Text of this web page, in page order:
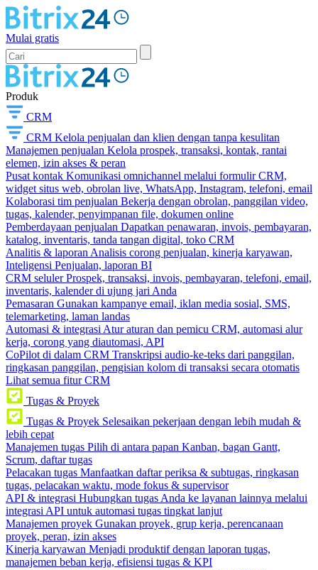
Mulai gratis
Produk
CRM
CRM Kelola penjualan dan klien dengan tanpa kesulitan
Manajemen penjualan Kelola prospek, transaksi, kontak, rantai
elemen, izin akses & peran
Pusat kontak Komunikasi omnichannel melalui formulir CRM,
widget situs web, obrolan live, WhatsApp, Instagram, telefoni, email
Kolaborasi tim penjualan Bekerja dengan obrolan, panggilan video,
tugas, kalender, penyimpanan file, dokumen online
Pemberdayaan penjualan Dapatkan penawaran, invois, pembayaran,
katalog, inventaris, tanda tangan digital, toko CRM
Analitis & laporan Analisis corong penjualan, kinerja karyawan,
Inteligensi Penjualan, laporan BI
CRM seluler Prospek, transaksi, invois, pembayaran, telefoni, email,
inventaris, kalender di ujung jari Anda
Pemasaran Gunakan kampanye email, iklan media sosial, SMS,
telemarketing, laman landas
Automasi & integrasi Atur aturan dan pemicu CRM, automasi alur
kerja, corong yang diautomasi, API
CoPilot di dalam CRM Transkripsi audio-ke-teks dari panggilan,
ringkasan panggilan, pengisian kolom di transaksi secara otomatis
Lihat semua fitur CRM
Tugas & Proyek
Tugas & Proyek Selesaikan pekerjaan dengan lebih mudah &
lebih cepat
Manajemen tugas Pilih di antara papan Kanban, bagan Gantt,
Scrum, daftar tugas
Pelacakan tugas Manfaatkan daftar periksa & subtugas, ringkasan
tugas, pelacakan waktu, mode fokus & supervisor
API & integrasi Hubungkan tugas Anda ke layanan lainnya melalui
integrasi API untuk automasi tugas tingkat lanjut
Manajemen proyek Gunakan proyek, grup kerja, perencanaan
proyek, peran, izin akses
Kinerja karyawan Menjadi produktif dengan laporan tugas,
manajemen beban kerja, efisiensi tugas & KPI